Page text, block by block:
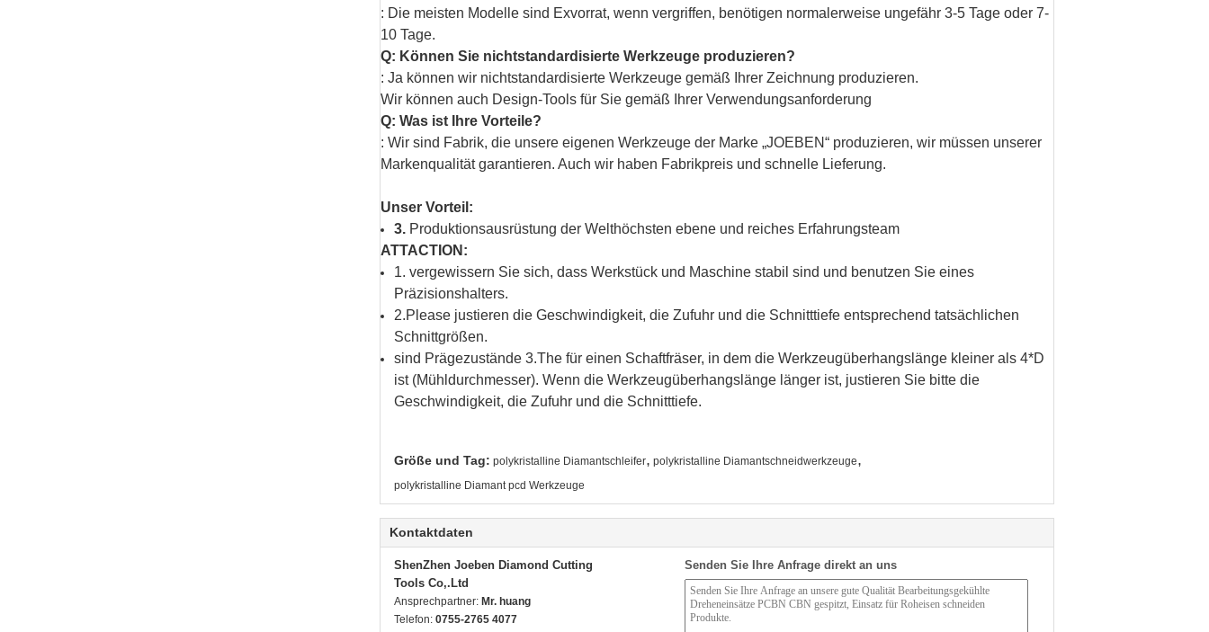
: Die meisten Modelle sind Exvorrat, wenn vergriffen, benötigen normalerweise ungefähr 3-5 Tage oder 7-
10 Tage.
Q: Können Sie nichtstandardisierte Werkzeuge produzieren?
: Ja können wir nichtstandardisierte Werkzeuge gemäß Ihrer Zeichnung produzieren.
Wir können auch Design-Tools für Sie gemäß Ihrer Verwendungsanforderung
Q: Was ist Ihre Vorteile?
: Wir sind Fabrik, die unsere eigenen Werkzeuge der Marke „JOEBEN“ produzieren, wir müssen unserer
Markenqualität garantieren. Auch wir haben Fabrikpreis und schnelle Lieferung.
Unser Vorteil:
3. Produktionsausrüstung der Welthöchsten ebene und reiches Erfahrungsteam
ATTACTION:
1. vergewissern Sie sich, dass Werkstück und Maschine stabil sind und benutzen Sie eines
Präzisionshalters.
2.Please justieren die Geschwindigkeit, die Zufuhr und die Schnitttiefe entsprechend tatsächlichen
Schnittgrößen.
sind Prägezustände 3.The für einen Schaftfräser, in dem die Werkzeugüberhangslänge kleiner als 4*D
ist (Mühldurchmesser). Wenn die Werkzeugüberhangslänge länger ist, justieren Sie bitte die
Geschwindigkeit, die Zufuhr und die Schnitttiefe.
Größe und Tag: polykristalline Diamantschleifer, polykristalline Diamantschneidwerkzeuge,
polykristalline Diamant pcd Werkzeuge
Kontaktdaten
ShenZhen Joeben Diamond Cutting
Tools Co,.Ltd
Ansprechpartner: Mr. huang
Telefon: 0755-2765 4077
Senden Sie Ihre Anfrage direkt an uns